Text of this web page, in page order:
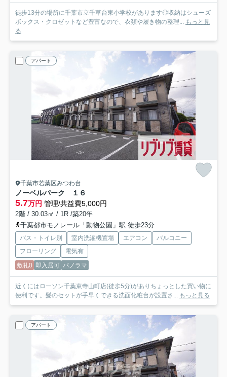
徒歩13分の場所に千葉市立千草台東小学校があります◎収納はシューズ
ボックス・クロゼットなど豊富なので、衣類や履き物の整理... もっと見
る
アパート
千葉市若葉区みつわ台
ノーベルパーク １６
5.7万円 管理/共益費5,000円
2階 / 30.03㎡ / 1R /築20年
千葉都市モノレール「動物公園」駅 徒歩23分
バス・トイレ別 室内洗濯機置場 エアコン
バルコニー
フローリング
電気有
敷礼0 即入居可 パノラマ
近くにはローソン千葉東寺山町店(徒歩5分)がありちょっとした買い物に
便利です。髪のセットが手早くできる洗面化粧台が設置さ... もっと見る
アパート